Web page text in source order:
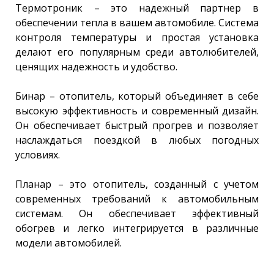
Термотроник – это надежный партнер в
обеспечении тепла в вашем автомобиле. Система
контроля температуры и простая установка
делают его популярным среди автолюбителей,
ценящих надежность и удобство.
Бинар – отопитель, который объединяет в себе
высокую эффективность и современный дизайн.
Он обеспечивает быстрый прогрев и позволяет
наслаждаться поездкой в любых погодных
условиях.
Планар – это отопитель, созданный с учетом
современных требований к автомобильным
системам. Он обеспечивает эффективный
обогрев и легко интегрируется в различные
модели автомобилей.